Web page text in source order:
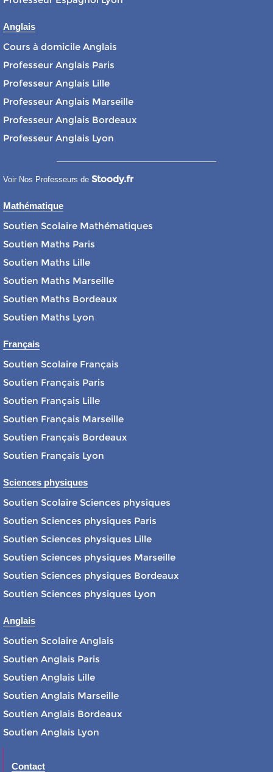
Anglais
Cours à domicile Anglais
Professeur Anglais Paris
Professeur Anglais Lille
Professeur Anglais Marseille
Professeur Anglais Bordeaux
Professeur Anglais Lyon
Voir Nos Professeurs de Stoody.fr
Mathématique
Soutien Scolaire Mathématiques
Soutien Maths Paris
Soutien Maths Lille
Soutien Maths Marseille
Soutien Maths Bordeaux
Soutien Maths Lyon
Français
Soutien Scolaire Français
Soutien Français Paris
Soutien Français Lille
Soutien Français Marseille
Soutien Français Bordeaux
Soutien Français Lyon
Sciences physiques
Soutien Scolaire Sciences physiques
Soutien Sciences physiques Paris
Soutien Sciences physiques Lille
Soutien Sciences physiques Marseille
Soutien Sciences physiques Bordeaux
Soutien Sciences physiques Lyon
Anglais
Soutien Scolaire Anglais
Soutien Anglais Paris
Soutien Anglais Lille
Soutien Anglais Marseille
Soutien Anglais Bordeaux
Soutien Anglais Lyon
Contact